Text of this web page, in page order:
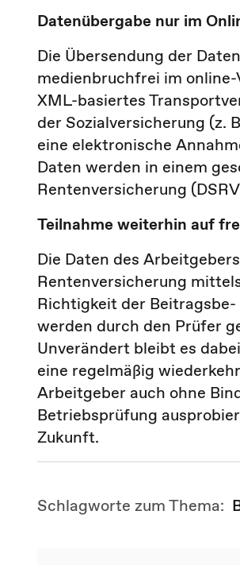
Datenübergabe nur im
Die Übersendung der
medienbruchfrei im
XML-basiertes
der Sozialversicherung (z.
eine elektronische
Daten werden in einem
Rentenversicherung
Teilnahme weiterhin auf
Die Daten des
Rentenversicherung
Richtigkeit der
werden durch den Prüfer
Unverändert bleibt es
eine regelmäßig
Arbeitgeber auch ohne
Betriebsprüfung
Zukunft.
Schlagworte zum Thema: